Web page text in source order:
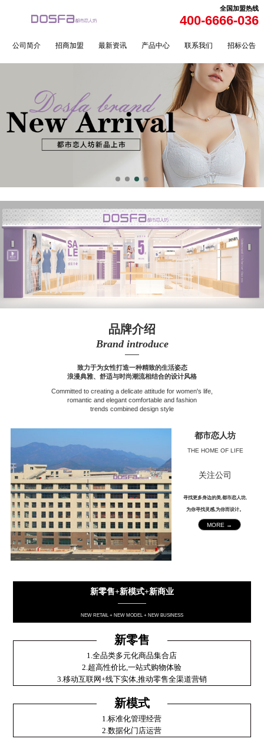
全国加盟热线
400-6666-036
公司简介 招商加盟 最新资讯 产品中心 联系我们 招标公告
品牌介绍
Brand introduce
——
致力于为女性打造一种精致的生活姿态
浪漫典雅、舒适与时尚潮流相结合的设计风格
Committed to creating a delicate attitude for women's life,
romantic and elegant comfortable and fashion
trends combined design style
都市恋人坊
THE HOME OF LIFE
关注公司
寻找更多身边的美,都市恋人坊,
为你寻找灵感,为你而设计。
MORE →
新零售+新模式+新商业
————
NEW RETAIL + NEW MODEL + NEW BUSINESS
新零售
1.全品类多元化商品集合店
2.超高性价比,一站式购物体验
3.移动互联网+线下实体,推动零售全渠道营销
新模式
1.标准化管理经营
2.数据化门店运营